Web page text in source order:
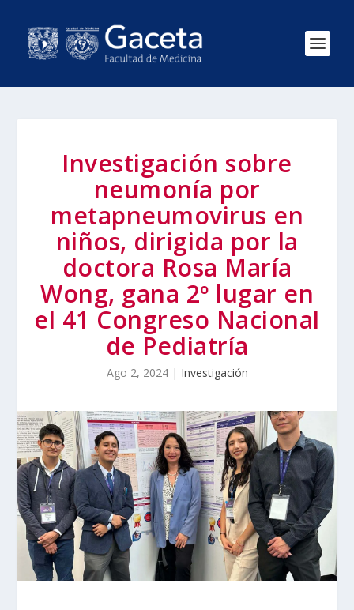
Investigación sobre
neumonía por
metapneumovirus en
niños, dirigida por la
doctora Rosa María
Wong, gana 2º lugar en
el 41 Congreso Nacional
de Pediatría
Ago 2, 2024| Investigación